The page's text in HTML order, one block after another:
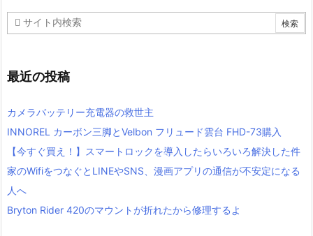
最近の投稿
カメラバッテリー充電器の救世主
INNOREL カーボン三脚とVelbon フリュード雲台 FHD-73購入
【今すぐ買え！】スマートロックを導入したらいろいろ解決した件
家のWifiをつなぐとLINEやSNS、漫画アプリの通信が不安定になる
人へ
Bryton Rider 420のマウントが折れたから修理するよ